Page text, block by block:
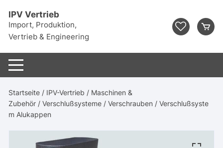
Inhalt
springen
IPV Vertrieb
Import, Produktion,
Vertrieb & Engineering
Startseite / IPV-Vertrieb / Maschinen &
Zubehör /Verschlußsysteme /Verschrauben / Verschlußsyste
m Alukappen